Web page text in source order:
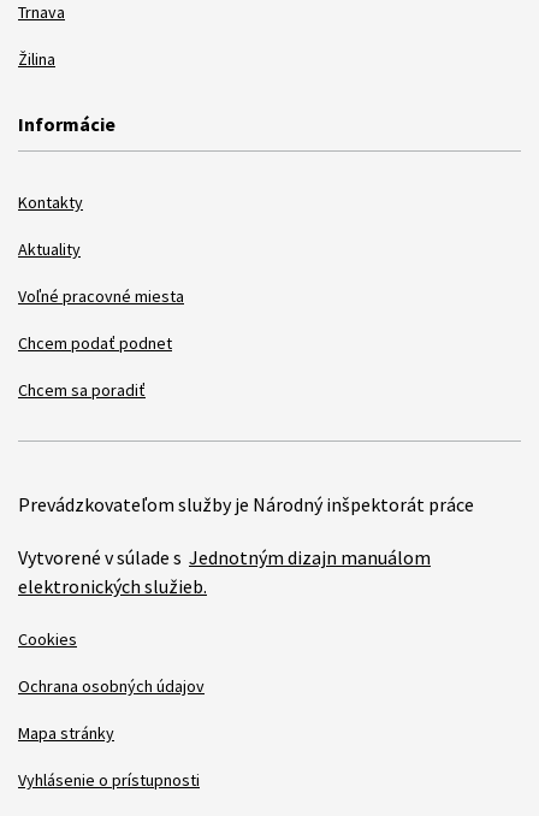
Trnava
Žilina
Informácie
Kontakty
Aktuality
Voľné pracovné miesta
Chcem podať podnet
Chcem sa poradiť
Prevádzkovateľom služby je Národný inšpektorát práce
Vytvorené v súlade s Jednotným dizajn manuálom
elektronických služieb.
Cookies
Ochrana osobných údajov
Mapa stránky
Vyhlásenie o prístupnosti